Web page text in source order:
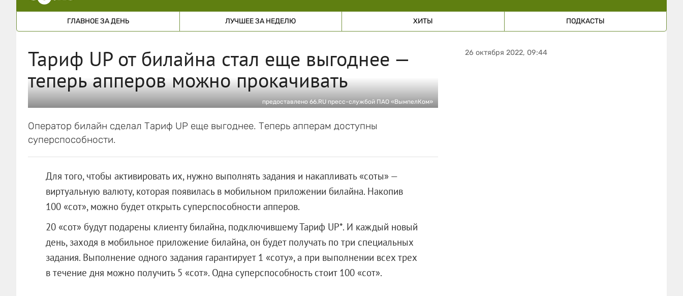
ГЛАВНОЕ ЗА ДЕНЬ ЛУЧШЕЕ ЗА НЕДЕЛЮ ХИТЫ ПОДКАСТЫ
Тариф UP от билайна cтал еще выгоднее —
теперь апперов можно прокачивать
предоставлено 66.RU пресс-службой ПАО «ВымпелКом»
Оператор билайн сделал Тариф UP еще выгоднее. Теперь апперам доступны
суперспособности.
Для того, чтобы активировать их, нужно выполнять задания и накапливать «соты» —
виртуальную валюту, которая появилась в мобильном приложении билайна. Накопив
100 «сот», можно будет открыть суперспособности апперов.
20 «сот» будут подарены клиенту билайна, подключившему Тариф UP*. И каждый новый
день, заходя в мобильное приложение билайна, он будет получать по три специальных
задания. Выполнение одного задания гарантирует 1 «соту», а при выполнении всех трех
в течение дня можно получить 5 «сот». Одна суперспособность стоит 100 «сот».
26 октября 2022, 09:44